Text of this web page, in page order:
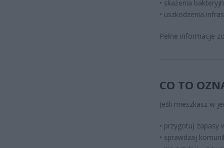
• skażenia
• uszkodzenia
Pełne informacje
CO TO
Jeśli mieszkasz w
• przygotuj zapasy
• sprawdzaj